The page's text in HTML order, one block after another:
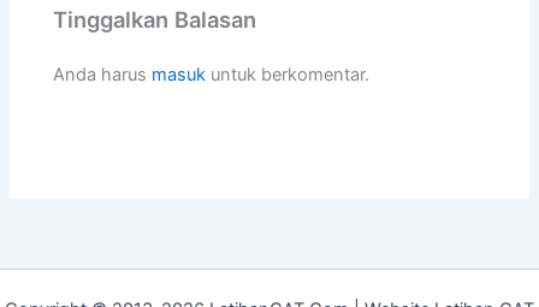
Tinggalkan Balasan
Anda harus masuk untuk berkomentar.